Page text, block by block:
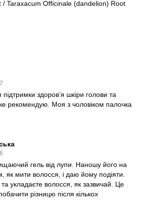
/ Taraxacum Officinale (dandelion) Root
здоров’я шкіри голови та
рекомендую. Моя з чоловіком палочка
гель від лупи. Наношу його на
як мити волосся, і даю йому подіяти.
укладаєте волосся, як зазвичай. Це
різницю після кількох